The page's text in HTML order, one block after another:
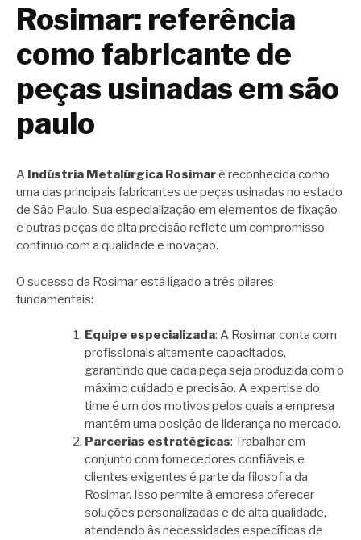
Rosimar: referência
como fabricante de
peças usinadas em são
paulo
A Indústria Metalúrgica Rosimaré reconhecida como
uma das principais fabricantes de peças usinadas no estado
de São Paulo. Sua especialização em elementos de fixação
e outras peças de alta precisão reflete um compromisso
contínuo com a qualidade e inovação.
O sucesso da Rosimar está ligado a três pilares
fundamentais:
Equipe especializada: A Rosimar conta com
profissionais altamente capacitados,
garantindo que cada peça seja produzida com o
máximo cuidado e precisão. A expertise do
time é um dos motivos pelos quais a empresa
mantém uma posição de liderança no mercado.
Parcerias estratégicas: Trabalhar em
conjunto com fornecedores confiáveis e
clientes exigentes é parte da filosofia da
Rosimar. Isso permite à empresa oferecer
soluções personalizadas e de alta qualidade,
atendendo às necessidades específicas de